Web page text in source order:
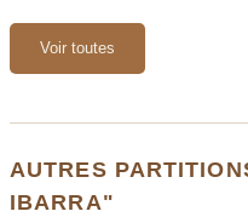
Voir toutes
AUTRES
IBARRA"